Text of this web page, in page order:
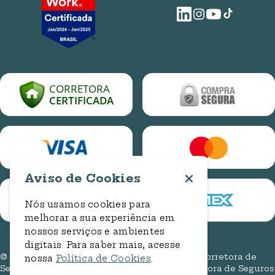
Central de Ajuda
Cotação Online Auto
Cotação Online Residencial
relacionamento@plunaseguros.com.br
ouvidoria@bancorbras.com.br
ouvidoria.assedio@bancorbras.com.br
Consulta de Manifestação
© 2026. Todos os direitos reservados. Pluna Corretora de
Seguros (Bancorbrás Administradora e Corretora de Seguros
Trabalhe conosco
Aviso de Cookies
Nós usamos cookies para
melhorar a sua experiência em
nossos serviços e ambientes
digitais. Para saber mais, acesse
nossa Política de Cookies.